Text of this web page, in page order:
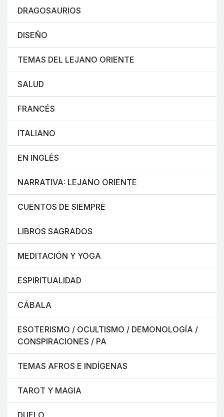
DRAGOSAURIOS
DISEÑO
TEMAS DEL LEJANO ORIENTE
SALUD
FRANCÉS
ITALIANO
EN INGLÉS
NARRATIVA: LEJANO ORIENTE
CUENTOS DE SIEMPRE
LIBROS SAGRADOS
MEDITACIÓN Y YOGA
ESPIRITUALIDAD
CÁBALA
ESOTERISMO / OCULTISMO / DEMONOLOGÍA /
CONSPIRACIONES / PA
TEMAS AFROS E INDÍGENAS
TAROT Y MAGIA